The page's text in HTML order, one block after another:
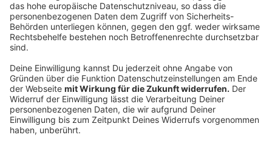
zum Super Bowl 55 hin meistens auf Fast Food
gesetzt. Egal ob Chicken Wings, Burger, Hot Dogs,
Pizza oder Spare Ribs: Hauptsache es schmeckt.
Deshalb bieten auch viele Lieferdienste bei uns in der
Region einen Extra-Service in der Nacht an, falls um 2
Uhr der Hunger doch zu groß sein sollte.
Anzeige